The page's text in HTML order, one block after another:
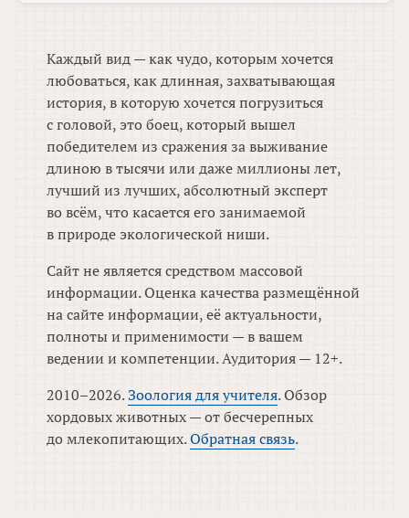
Каждый вид — как чудо, которым хочется
любоваться, как длинная, захватывающая
история, в которую хочется погрузиться
с головой, это боец, который вышел
победителем из сражения за выживание
длиною в тысячи или даже миллионы лет,
лучший из лучших, абсолютный эксперт
во всём, что касается его занимаемой
в природе экологической ниши.
Сайт не является средством массовой
информации. Оценка качества размещённой
на сайте информации, её актуальности,
полноты и применимости — в вашем
ведении и компетенции. Аудитория — 12+.
2010–2026.Зоология для учителя. Обзор
хордовых животных — от бесчерепных
до млекопитающих.Обратная связь.